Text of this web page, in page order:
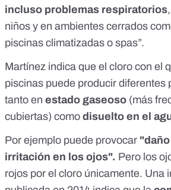
incluso problemas respiratorios
niños y en ambientes cerrados
piscinas climatizadas o spas”.
Martínez indica que el cloro con el
piscinas puede producir diferentes
tanto en estado gaseoso (más
cubiertas) como disuelto en el
Por ejemplo puede provocar
irritación en los ojos". Pero los
rojos por el cloro únicamente. Una